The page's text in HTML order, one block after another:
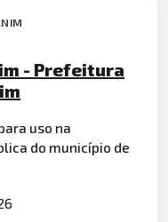
- Prefeitura
uso na
do município de